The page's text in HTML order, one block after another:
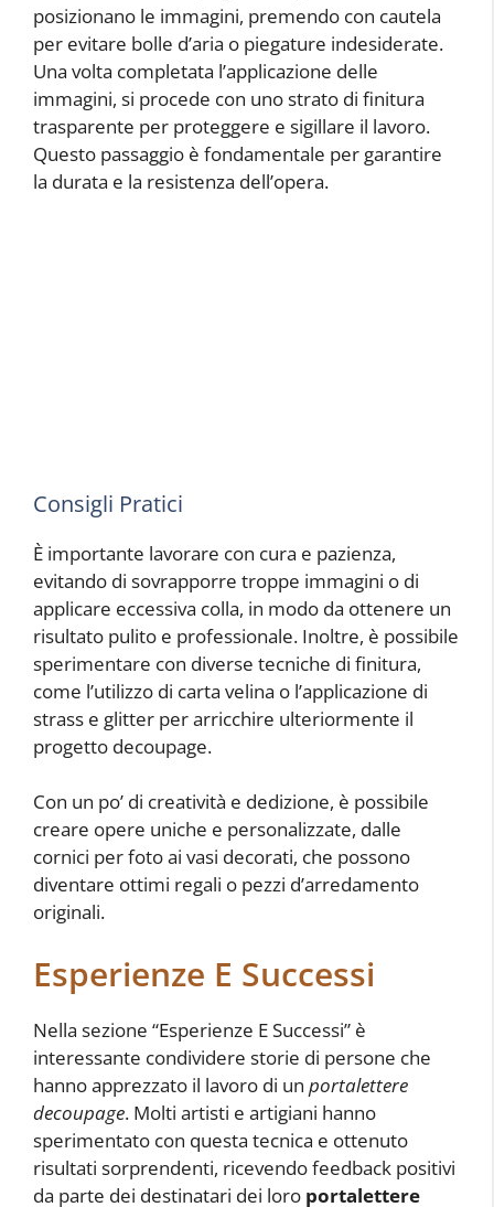
posizionano le immagini, premendo con cautela
per evitare bolle d’aria o piegature indesiderate.
Una volta completata l’applicazione delle
immagini, si procede con uno strato di finitura
trasparente per proteggere e sigillare il lavoro.
Questo passaggio è fondamentale per garantire
la durata e la resistenza dell’opera.
Consigli Pratici
È importante lavorare con cura e pazienza,
evitando di sovrapporre troppe immagini o di
applicare eccessiva colla, in modo da ottenere un
risultato pulito e professionale. Inoltre, è possibile
sperimentare con diverse tecniche di finitura,
come l’utilizzo di carta velina o l’applicazione di
strass e glitter per arricchire ulteriormente il
progetto decoupage.
Con un po’ di creatività e dedizione, è possibile
creare opere uniche e personalizzate, dalle
cornici per foto ai vasi decorati, che possono
diventare ottimi regali o pezzi d’arredamento
originali.
Esperienze E Successi
Nella sezione “Esperienze E Successi” è
interessante condividere storie di persone che
hanno apprezzato il lavoro di un portalettere
decoupage. Molti artisti e artigiani hanno
sperimentato con questa tecnica e ottenuto
risultati sorprendenti, ricevendo feedback positivi
da parte dei destinatari dei loro portalettere